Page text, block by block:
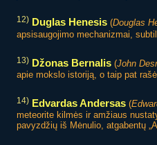
12) Duglas Henesis (Douglas
apsisaugojimo mechanizmai,
13) Džonas Bernalis (John
apie mokslo istoriją, o taip pat
14) Edvardas Andersas (
meteorite kilmės ir amžiaus
pavyzdžių iš Mėnulio, atgabentų